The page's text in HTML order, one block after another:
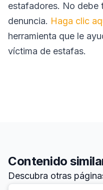
estafadores. No debe
denuncia. Haga clic
herramienta que le
víctima de estafas.
Contenido
Descubra otras